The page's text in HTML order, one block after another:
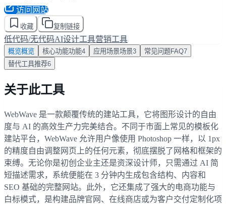
访问网站
收藏 复制链接
低代码/无代码AI设计工具营销工具
概览概览 核心功能功能4 应用场景场景3 常见问题 FAQ7
替代工具推荐6
关于此工具
WebWave 是一款颠覆传统的建站工具，它将图形设计的自由
度与 AI 的高效生产力完美结合。不同于市面上常见的模板化
建站平台，WebWave 允许用户像使用 Photoshop 一样，以 1px
的精度自由调整网页上的任何元素，彻底摆脱了网格和框架的
束缚。无论你是初创企业主还是资深设计师，只需通过 AI 简
短描述需求，系统便能在 3 分钟内生成包含结构、内容和
SEO 基础的完整网站。此外，它还集成了强大的电商功能与
白标模式，是构建品牌官网、在线商店或为客户交付定制化项